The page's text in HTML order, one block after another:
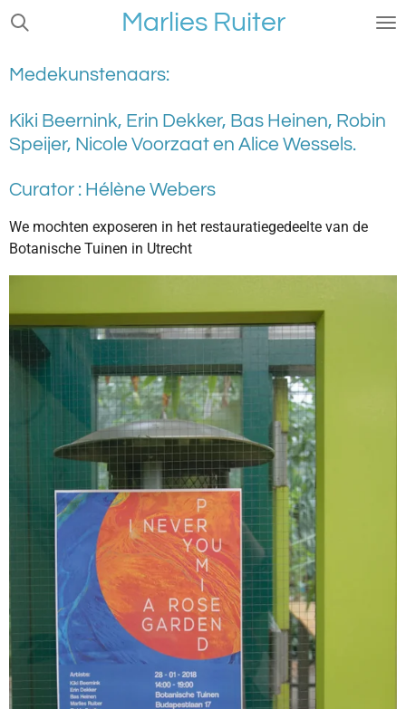
Ga
de
Marlies Ruiter
Medekunstenaars:
Kiki Beernink, Erin Dekker, Bas Heinen, Robin
Speijer, Nicole Voorzaat en Alice Wessels.
Curator : Hélène Webers
We mochten exposeren in het restauratiegedeelte van de
Botanische Tuinen in Utrecht